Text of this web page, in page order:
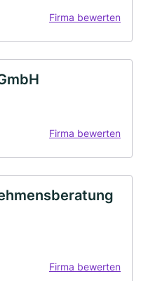
Firma bewerten
Firma bewerten
Firma bewerten